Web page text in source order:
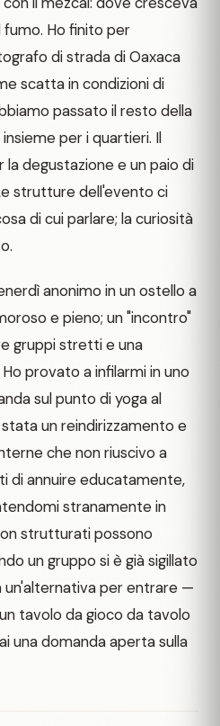
fumo. Ho finito per
di strada di Oaxaca
scatta in condizioni di
passato il resto della
per i quartieri. Il
degustazione e un paio di
strutture dell'evento ci
di cui parlare; la curiosità
anonimo in un ostello a
e pieno; un "incontro"
gruppi stretti e una
provato a infilarmi in uno
sul punto di yoga al
un reindirizzamento e
che non riuscivo a
di annuire educatamente,
stranamente in
strutturati possono
un gruppo si è già sigillato
per entrare —
tavolo da gioco da tavolo
una domanda aperta sulla